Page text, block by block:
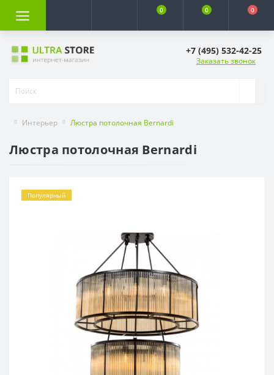
0 0 0
+7 (495) 532-42-25
Заказать звонок
Интерьер Люстра потолочная Bernardi
Люстра потолочная Bernardi
Популярный